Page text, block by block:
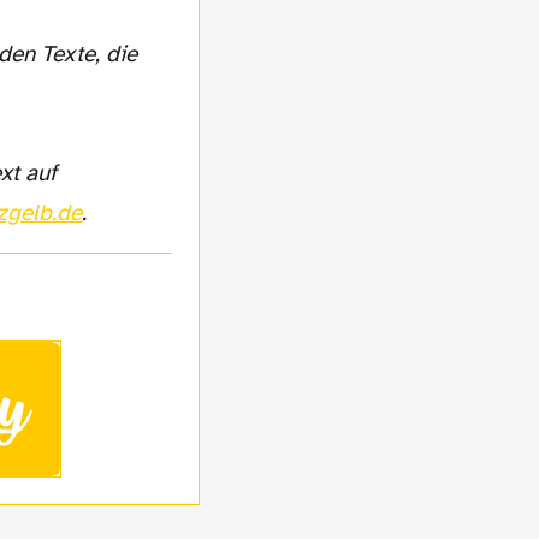
Texte, die
auf
.